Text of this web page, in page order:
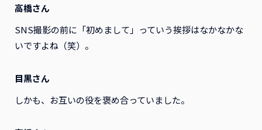
高橋さん
SNS撮影の前に「初めまして」っていう挨拶はなかなかな
いですよね（笑）。
目黒さん
しかも、お互いの役を褒め合っていました。